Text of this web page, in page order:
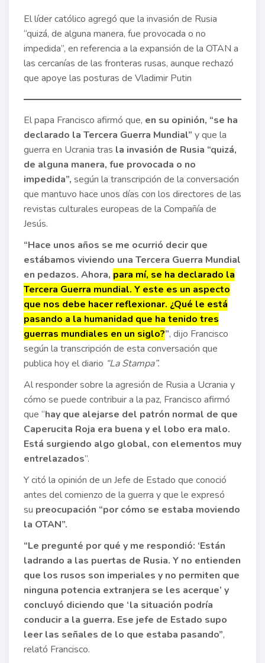
El líder católico agregó que la invasión de Rusia
“quizá, de alguna manera, fue provocada o no
impedida”, en referencia a la expansión de la OTAN a
las cercanías de las fronteras rusas, aunque rechazó
que apoye las posturas de Vladimir Putin
El papa Francisco afirmó que, en su opinión, “se ha
declarado la Tercera Guerra Mundial” y que la
guerra en Ucrania tras la invasión de Rusia “quizá,
de alguna manera, fue provocada o no
impedida”, según la transcripción de la conversación
que mantuvo hace unos días con los directores de las
revistas culturales europeas de la Compañía de
Jesús.
“Hace unos años se me ocurrió decir que
estábamos viviendo una Tercera Guerra Mundial
en pedazos. Ahora, para mí, se ha declarado la
Tercera Guerra mundial. Y este es un aspecto
que nos debe hacer reflexionar. ¿Qué le está
pasando a la humanidad que ha tenido tres
guerras mundiales en un siglo?”, dijo Francisco
según la transcripción de esta conversación que
publica hoy el diario “La Stampa”.
Al responder sobre la agresión de Rusia a Ucrania y
cómo se puede contribuir a la paz, Francisco afirmó
que “hay que alejarse del patrón normal de que
Caperucita Roja era buena y el lobo era malo.
Está surgiendo algo global, con elementos muy
entrelazados”.
Y citó la opinión de un Jefe de Estado que conoció
antes del comienzo de la guerra y que le expresó
su preocupación “por cómo se estaba moviendo
la OTAN”.
“Le pregunté por qué y me respondió: ‘Están
ladrando a las puertas de Rusia. Y no entienden
que los rusos son imperiales y no permiten que
ninguna potencia extranjera se les acerque’ y
concluyó diciendo que ‘la situación podría
conducir a la guerra. Ese jefe de Estado supo
leer las señales de lo que estaba pasando”,
relató Francisco.